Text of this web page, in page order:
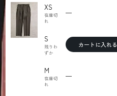
XS
在庫切
れ
—
S
残りわ
ずか
カートに入れる
M
在庫切
れ
—